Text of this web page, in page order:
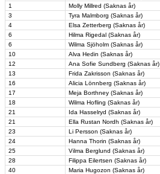
1
Molly Millred (Saknas år)
3
Tyra Malmborg (Saknas år)
4
Elsa Zetterberg (Saknas år)
6
Hilma Rigedal (Saknas år)
6
Wilma Sjöholm (Saknas år)
10
Alva Hedin (Saknas år)
12
Ana Sofie Sundberg (Saknas år)
13
Frida Zakrisson (Saknas år)
16
Alicia Lönnberg (Saknas år)
17
Meja Borthney (Saknas år)
18
Wilma Hofling (Saknas år)
21
Ida Hasselryd (Saknas år)
21
Ella Rustan Nordh (Saknas år)
23
Li Persson (Saknas år)
24
Hanna Thorin (Saknas år)
25
Vilma Berglund (Saknas år)
28
Filippa Eilertsen (Saknas år)
40
Maria Hugozon (Saknas år)